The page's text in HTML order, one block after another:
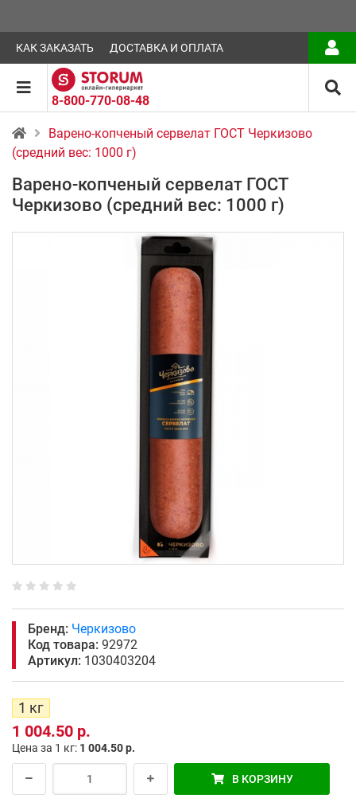
КАК ЗАКАЗАТЬ ДОСТАВКА И ОПЛАТА
8-800-770-08-48
Варено-копченый сервелат ГОСТ Черкизово
(средний вес: 1000 г)
Варено-копченый сервелат ГОСТ
Черкизово (средний вес: 1000 г)
Бренд: Черкизово
Код товара: 92972
Артикул: 1030403204
1 кг
1 004.50 р.
Цена за 1 кг: 1 004.50 р.
В КОРЗИНУ